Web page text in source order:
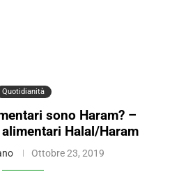
Quotidianità
sono Haram? –
Halal/Haram
Ottobre 23, 2019